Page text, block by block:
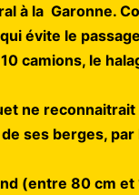
à la Garonne.
évite le
camions, le
ne reconnaitrait
ses berges,
(entre 80 cm et